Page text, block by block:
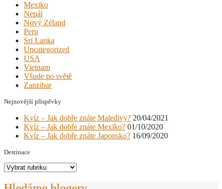
Mexiko
Nepál
Nový Zéland
Peru
Srí Lanka
Uncategorized
USA
Vietnam
Všude po světě
Zanzibar
Nejnovější příspěvky
Kvíz – Jak dobře znáte Maledivy? 20/04/2021
Kvíz – Jak dobře znáte Mexiko? 01/10/2020
Kvíz – Jak dobře znáte Japonsko? 16/09/2020
Destinace
Destinace